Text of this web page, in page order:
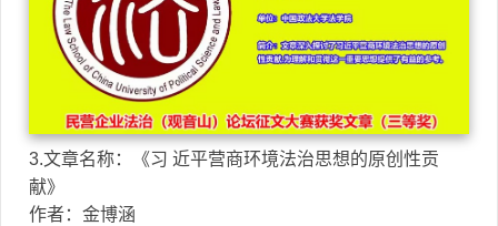
3.文章名称：《习 近平营商环境法治思想的原创性贡
献》
作者：金博涵